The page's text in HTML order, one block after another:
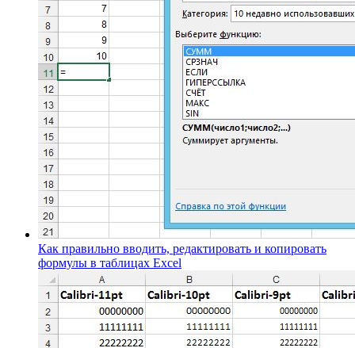
Как правильно вводить, редактировать и копировать
формулы в таблицах Excel